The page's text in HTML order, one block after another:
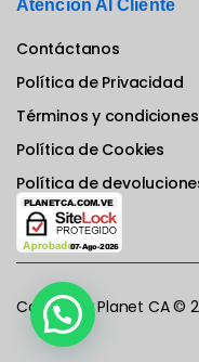
Atención Al Cliente
Contáctanos
Política de Privacidad
Términos y condiciones
Política de Cookies
Política de
Computer Planet CA ©